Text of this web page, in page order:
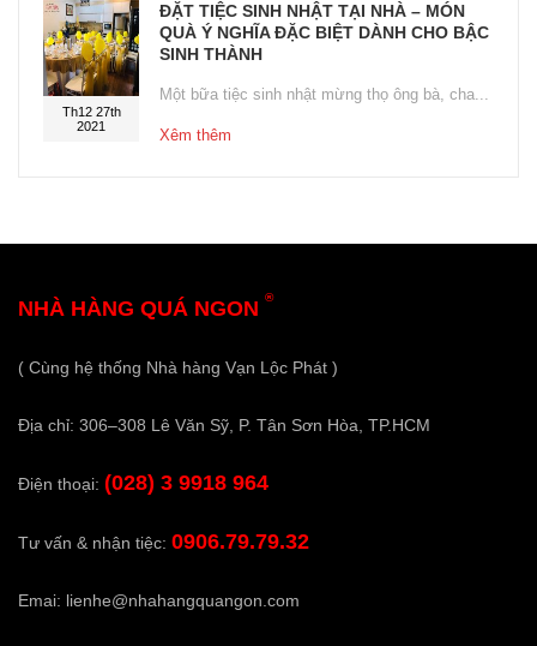
Th12 27th
2021
ĐẶT TIỆC SINH NHẬT TẠI NHÀ – MÓN
QUÀ Ý NGHĨA ĐẶC BIỆT DÀNH CHO BẬC
SINH THÀNH
Một bữa tiệc sinh nhật mừng thọ ông bà, cha...
Xêm thêm
NHÀ HÀNG QUÁ NGON ®
( Cùng hệ thống Nhà hàng Vạn Lộc Phát )
Địa chỉ: 306–308 Lê Văn Sỹ, P. Tân Sơn Hòa, TP.HCM
Điện thoại: (028) 3 9918 964
Tư vấn & nhận tiệc: 0906.79.79.32
Emai: lienhe@nhahangquangon.com